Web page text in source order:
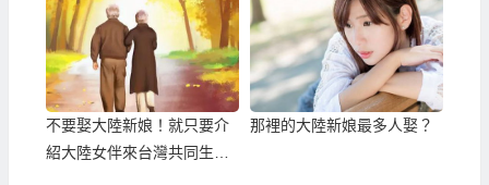
不要娶大陸新娘！就只要介
紹大陸女伴來台灣共同生
那裡的大陸新娘最多人娶？